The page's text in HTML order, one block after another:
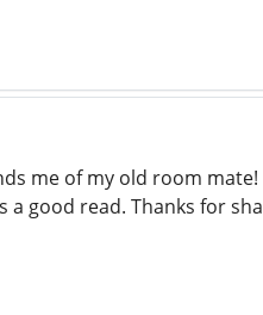
me of my old room
good read. Thanks for